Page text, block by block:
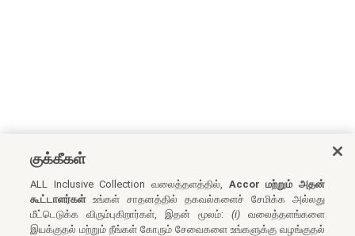
குக்கீகள்
ALL Inclusive Collection வலைத்தளத்தில், Accor மற்றும் அதன்
கூட்டாளர்கள்உங்கள் சாதனத்தில் தகவல்களைச் சேமிக்க அல்லது
மீட்டெடுக்க விரும்புகிறார்கள், இதன் மூலம்: (i)வலைத்தளங்களை
இயக்குதல் மற்றும் நீங்கள் கோரும் சேவைகளை உங்களுக்கு வழங்குதல்